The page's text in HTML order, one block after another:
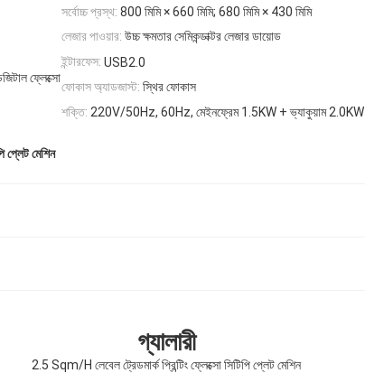
সর্বোচ্চ প্রস্থ: 800 মিমি × 660 মিমি; 680 মিমি × 430 মিমি
লেজার পাওয়ার: উচ্চ ক্ষমতার সেমিকন্ডাক্টর লেজার ডায়োড
ফ্লেক্সো
ইন্টারফেস: USB2.0
ফোকাস অ্যাডজাস্ট: স্থির ফোকাস
শক্তি: 220V/50Hz, 60Hz, মেইনফ্রেম 1.5KW + ভ্যাকুয়াম 2.0KW
প্লেট মেশিন
গ্যালারী
2.5 Sqm/H লেবেল ট্রেডমার্ক প্রিন্টিং ফ্লেক্সো সিটিপি প্লেট মেশিন